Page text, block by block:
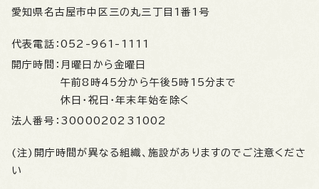
愛知県名古屋市中区三の丸三丁目1番1号
代表電話： 052-961-1111
開庁時間： 月曜日から金曜日
午前8時45分から午後5時15分まで
休日・祝日・年末年始を除く
法人番号： 3000020231002
(注)開庁時間が異なる組織、施設がありますのでご注意くださ
い